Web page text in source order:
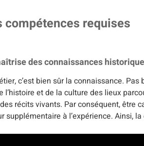
compétences requises
des connaissances
c’est bien sûr la connaissance.
l’histoire et de la culture des lieux
récits vivants. Par conséquent, être
supplémentaire à l’expérience. Ainsi,